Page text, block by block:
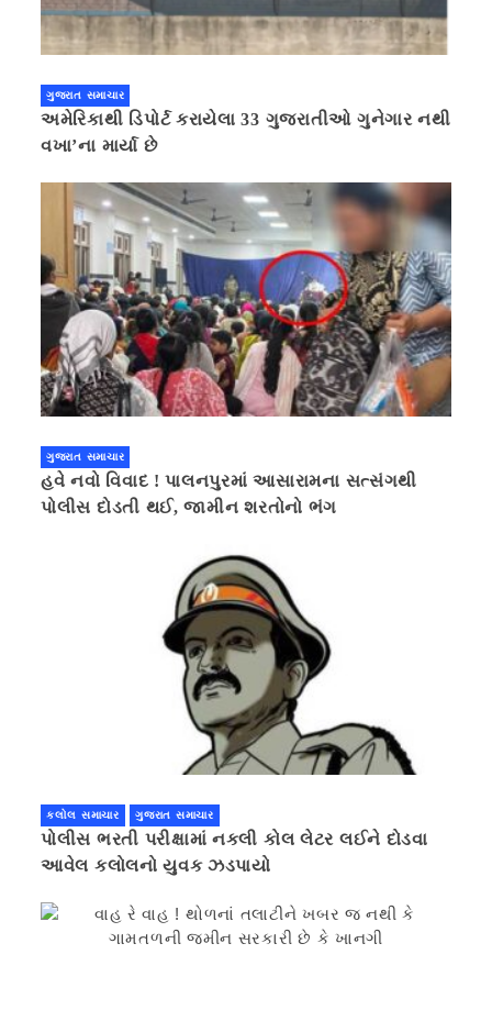
ગુજરાત સમાચાર
અમેરિકાથી ડિપોર્ટ કરાયેલા 33 ગુજરાતીઓ ગુનેગાર નથી
વખા’ના માર્યા છે
ગુજરાત સમાચાર
હવે નવો વિવાદ ! પાલનપુરમાં આસારામના સત્સંગથી
પોલીસ દોડતી થઈ, જામીન શરતોનો ભંગ
કલોલ સમાચાર ગુજરાત સમાચાર
પોલીસ ભરતી પરીક્ષામાં નકલી કોલ લેટર લઈને દોડવા
આવેલ કલોલનો યુવક ઝડપાયો